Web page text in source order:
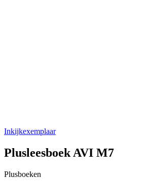
Inkijkexemplaar
Plusleesboek AVI M7
Plusboeken